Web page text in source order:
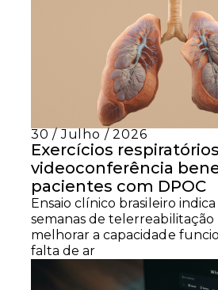
30 / Julho / 2026
Exercícios
videoconferência
pacientes com DPOC
Ensaio clínico brasileiro
semanas de telerreabilitação
melhorar a capacidade
falta de ar